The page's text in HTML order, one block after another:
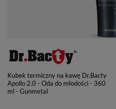
Kubek termiczny na kawę Dr.Bacty
Apollo 2.0 - Oda do młodości - 360
ml - Gunmetal